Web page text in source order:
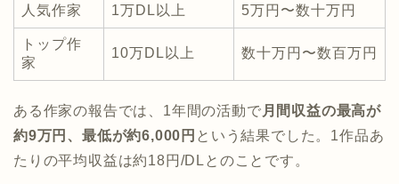
人気作家 1万DL以上 5万円〜数十万円
トップ作
家
10万DL以上 数十万円〜数百万円
ある作家の報告では、1年間の活動で月間収益の最高が
約9万円、最低が約6,000円 という結果でした。1作品あ
たりの平均収益は約18円/DLとのことです。